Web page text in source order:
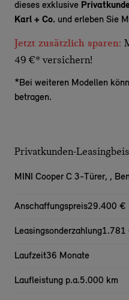
dieses exklusive
Karl + Co. und erleben Sie
Jetzt zusätzlich sparen:
49 €* versichern!
*Bei weiteren Modellen
betragen.
Privatkunden-
MINI Cooper C 3-Türer, ,
Anschaffungspreis29.400 €
Leasingsonderzahlung1.781
Laufzeit36 Monate
Laufleistung p.a.5.000 km